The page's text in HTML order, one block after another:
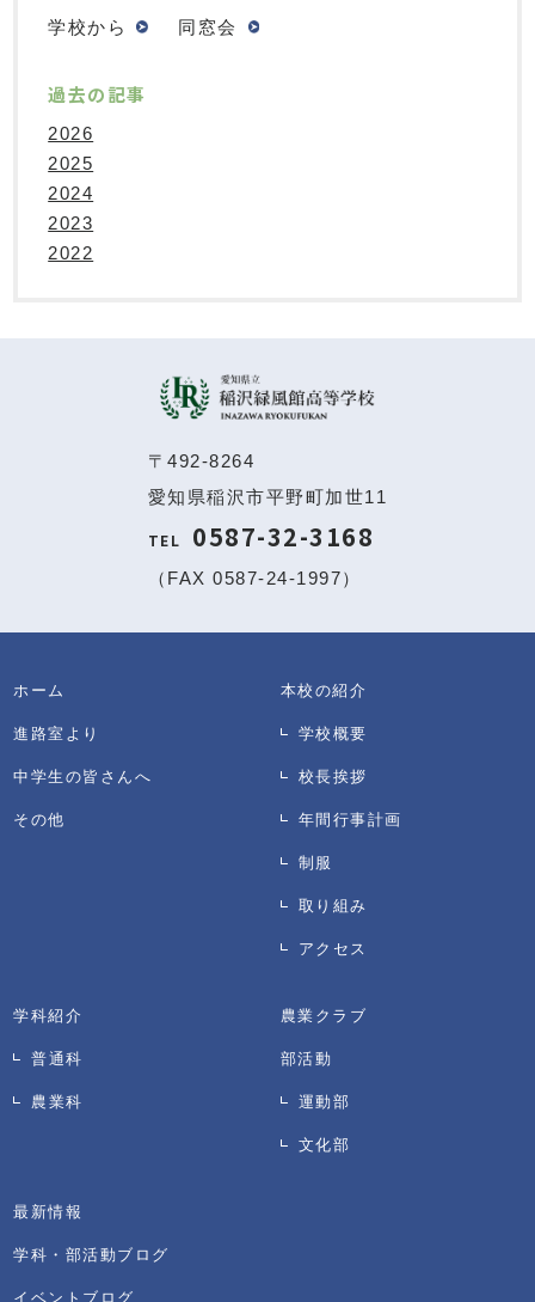
学校から 同窓会
過去の記事
2026
2025
2024
2023
2022
〒492-8264
愛知県稲沢市平野町加世11
TEL 0587-32-3168
（FAX 0587-24-1997）
ホーム
進路室より
中学生の皆さんへ
その他
本校の紹介
学校概要
校長挨拶
年間行事計画
制服
取り組み
アクセス
学科紹介
普通科
農業科
農業クラブ
部活動
運動部
文化部
最新情報
学科・部活動ブログ
イベントブログ